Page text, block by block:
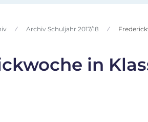
Archiv Schuljahr 2017/18
in